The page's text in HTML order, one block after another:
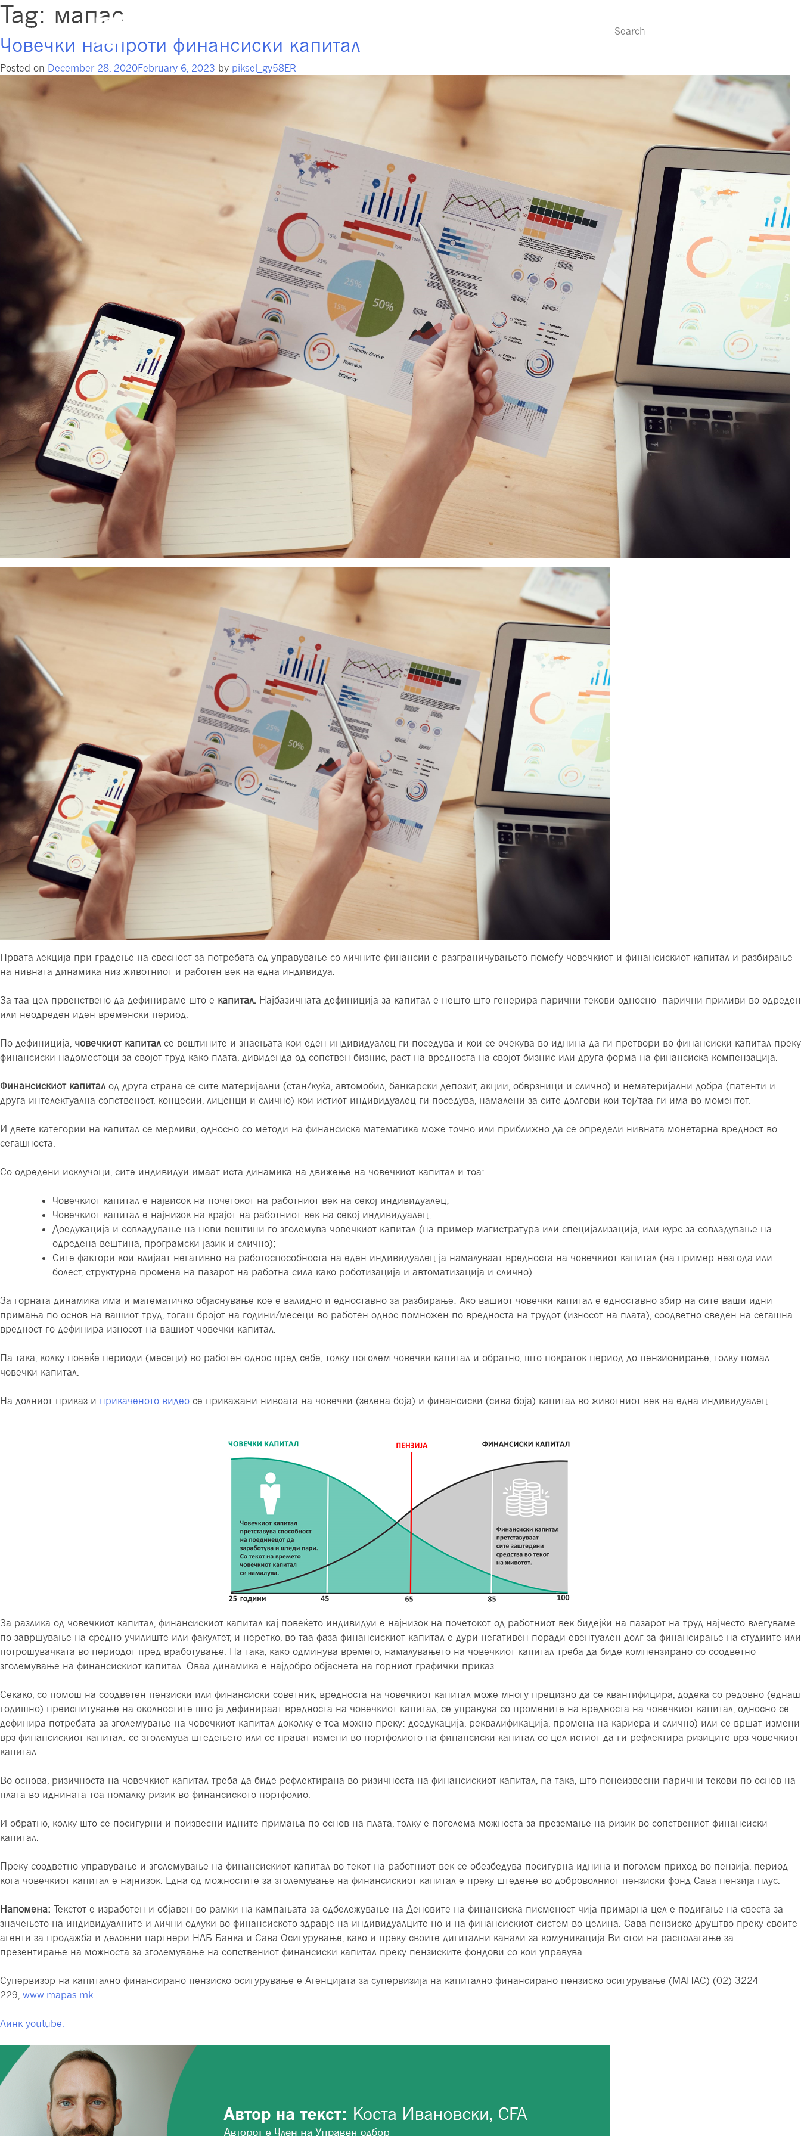
Tag: мапас
Човечки наспроти финансиски капитал
Posted on December 28, 2020February 6, 2023 by piksel_gy58ER
Првата лекција при градење на свесност за потребата од управување со личните финансии е разграничувањето помеѓу човечкиот и финансискиот капитал и разбирање
на нивната динамика низ животниот и работен век на една индивидуа.
За таа цел првенствено да дефинираме што е капитал. Најбазичната дефиниција за капитал е нешто што генерира парични текови односно парични приливи во одреден
или неодреден иден временски период.
По дефиниција, човечкиот капитал се вештините и знаењата кои еден индивидуалец ги поседува и кои се очекува во иднина да ги претвори во финансиски капитал преку
финансиски надоместоци за својот труд како плата, дивиденда од сопствен бизнис, раст на вредноста на својот бизнис или друга форма на финансиска компензација.
Финансискиот капитал од друга страна се сите материјални (стан/куќа, автомобил, банкарски депозит, акции, обврзници и слично) и нематеријални добра (патенти и
друга интелектуална сопственост, концесии, лиценци и слично) кои истиот индивидуалец ги поседува, намалени за сите долгови кои тој/таа ги има во моментот.
И двете категории на капитал се мерливи, односно со методи на финансиска математика може точно или приближно да се определи нивната монетарна вредност во
сегашноста.
Со одредени исклучоци, сите индивидуи имаат иста динамика на движење на човечкиот капитал и тоа:
Човечкиот капитал е највисок на почетокот на работниот век на секој индивидуалец;
Човечкиот капитал е најнизок на крајот на работниот век на секој индивидуалец;
Доедукација и совладување на нови вештини го зголемува човечкиот капитал (на пример магистратура или специјализација, или курс за совладување на
одредена вештина, програмски јазик и слично);
Сите фактори кои влијаат негативно на работоспособноста на еден индивидуалец ја намалуваат вредноста на човечкиот капитал (на пример незгода или
болест, структурна промена на пазарот на работна сила како роботизација и автоматизација и слично)
За горната динамика има и математичко објаснување кое е валидно и едноставно за разбирање: Ако вашиот човечки капитал е едноставно збир на сите ваши идни
примања по основ на вашиот труд, тогаш бројот на години/месеци во работен однос помножен по вредноста на трудот (износот на плата), соодветно сведен на сегашна
вредност го дефинира износот на вашиот човечки капитал.
Па така, колку повеќе периоди (месеци) во работен однос пред себе, толку поголем човечки капитал и обратно, што пократок период до пензионирање, толку помал
човечки капитал.
На долниот приказ и прикаченото видео се прикажани нивоата на човечки (зелена боја) и финансиски (сива боја) капитал во животниот век на една индивидуалец.
За разлика од човечкиот капитал, финансискиот капитал кај повеќето индивидуи е најнизок на почетокот од работниот век бидејќи на пазарот на труд најчесто влегуваме
по завршување на средно училиште или факултет, и неретко, во таа фаза финансискиот капитал е дури негативен поради евентуален долг за финансирање на студиите или
потрошувачката во периодот пред вработување. Па така, како одминува времето, намалувањето на човечкиот капитал треба да биде компензирано со соодветно
зголемување на финансискиот капитал. Оваа динамика е најдобро објаснета на горниот графички приказ.
Секако, со помош на соодветен пензиски или финансиски советник, вредноста на човечкиот капитал може многу прецизно да се квантифицира, додека со редовно (еднаш
годишно) преиспитување на околностите што ја дефинираат вредноста на човечкиот капитал, се управува со промените на вредноста на човечкиот капитал, односно се
дефинира потребата за зголемување на човечкиот капитал доколку е тоа можно преку: доедукација, реквалификација, промена на кариера и слично) или се вршат измени
врз финансискиот капитал: се зголемува штедењето или се прават измени во портфолиото на финансиски капитал со цел истиот да ги рефлектира ризиците врз човечкиот
капитал.
Во основа, ризичноста на човечкиот капитал треба да биде рефлектирана во ризичноста на финансискиот капитал, па така, што понеизвесни парични текови по основ на
плата во иднината тоа помалку ризик во финансиското портфолио.
И обратно, колку што се посигурни и поизвесни идните примања по основ на плата, толку е поголема можноста за преземање на ризик во сопствениот финансиски
капитал.
Преку соодветно управување и зголемување на финансискиот капитал во текот на работниот век се обезбедува посигурна иднина и поголем приход во пензија, период
кога човечкиот капитал е најнизок. Една од можностите за зголемување на финансискиот капитал е преку штедење во доброволниот пензиски фонд Сава пензија плус.
Напомена: Текстот е изработен и објавен во рамки на кампањата за одбележување на Деновите на финансиска писменост чија примарна цел е подигање на свеста за
значењето на индивидуалните и лични одлуки во финансиското здравје на индивидуалците но и на финансискиот систем во целина. Сава пензиско друштво преку своите
агенти за продажба и деловни партнери НЛБ Банка и Сава Осигурување, како и преку своите дигитални канали за комуникација Ви стои на располагање за
презентирање на можноста за зголемување на сопствениот финансиски капитал преку пензиските фондови со кои управува.
Супервизор на капитално финансирано пензиско осигурување е Агенцијата за супервизија на капитално финансирано пензиско осигурување (МАПАС) (02) 3224
229, www.mapas.mk
Линк youtube.